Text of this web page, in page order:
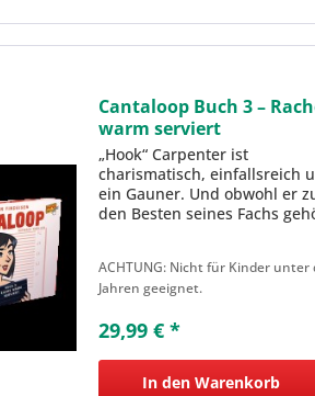
Cantaloop Buch 3 –
warm serviert
„Hook“ Carpenter ist
charismatisch, einfallsreich
ein Gauner. Und obwohl er
den Besten seines Fachs
untertauchen. Jetzt ist er
in Cantaloop und sinnt auf
ACHTUNG: Nicht für Kinder unter
Jahren geeignet.
29,99 € *
In den Warenkorb